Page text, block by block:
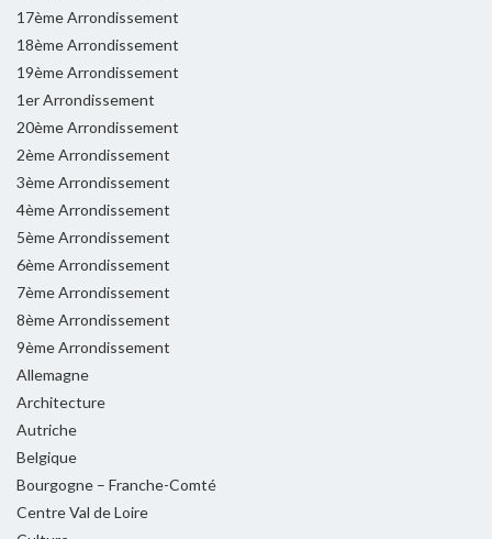
17ème Arrondissement
18ème Arrondissement
19ème Arrondissement
1er Arrondissement
20ème Arrondissement
2ème Arrondissement
3ème Arrondissement
4ème Arrondissement
5ème Arrondissement
6ème Arrondissement
7ème Arrondissement
8ème Arrondissement
9ème Arrondissement
Allemagne
Architecture
Autriche
Belgique
Bourgogne – Franche-Comté
Centre Val de Loire